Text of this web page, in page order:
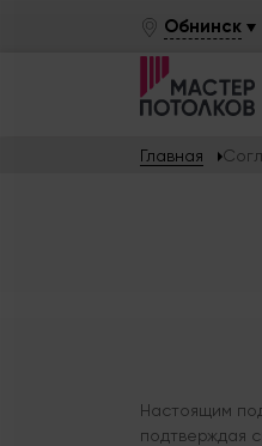
Обнинск
Главная
Настоящим
подтверждая